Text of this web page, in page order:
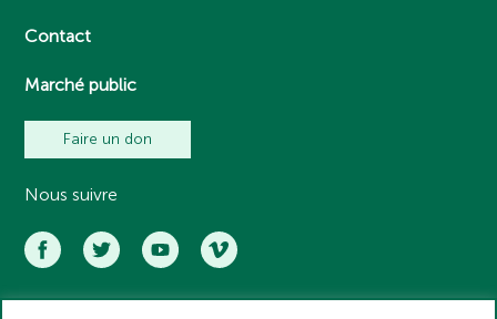
Contact
Marché public
Faire un don
Nous suivre